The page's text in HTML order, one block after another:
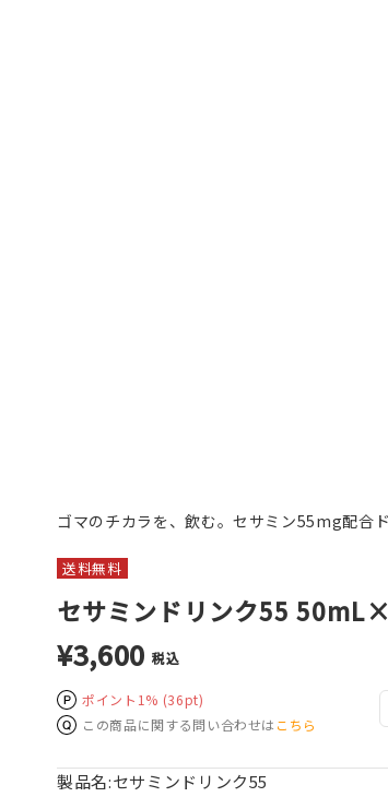
ゴマのチカラを、飲む。セサミン55mg配合
送料無料
セサミンドリンク55
¥3,600 税込
ポイント1% (36pt)
この商品に関する問い合わせは こちら
製品名:セサミンドリンク55